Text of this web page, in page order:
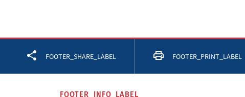
FOOTER_SHARE_LABEL
Facebook Twitter LinkedIn
FOOTER_PRINT_LABEL
FOOTER_INFO_LABEL